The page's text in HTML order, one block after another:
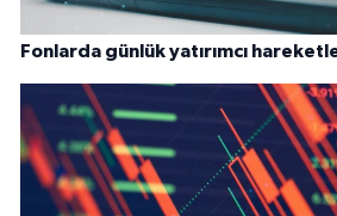
Fonlarda günlük yatırımcı